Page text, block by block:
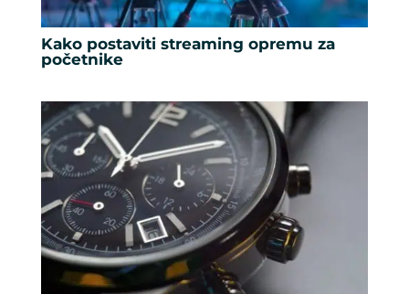
Kako postaviti streaming opremu za
početnike